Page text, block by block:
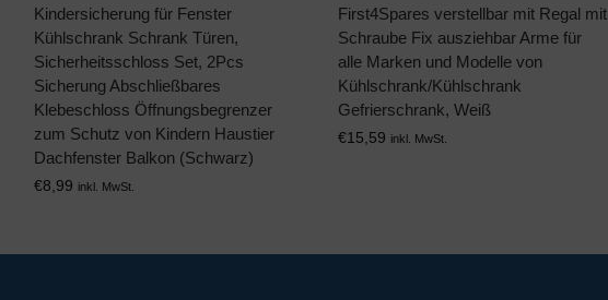
Kindersicherung für Fenster
Kühlschrank Schrank Türen,
Sicherheitsschloss Set, 2Pcs
Sicherung Abschließbares
Klebeschloss Öffnungsbegrenzer
zum Schutz von Kindern Haustier
Dachfenster Balkon (Schwarz)
€8,99 inkl. MwSt.
First4Spares verstellbar mit Regal mit
Schraube Fix ausziehbar Arme für
alle Marken und Modelle von
Kühlschrank/Kühlschrank
Gefrierschrank, Weiß
€15,59 inkl. MwSt.